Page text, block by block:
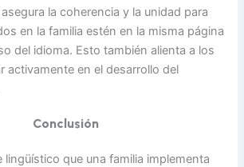
la coherencia y la unidad para
en la familia estén en la misma página
del idioma. Esto también alienta a los
activamente en el desarrollo del
Conclusión
lingüístico que una familia implementa